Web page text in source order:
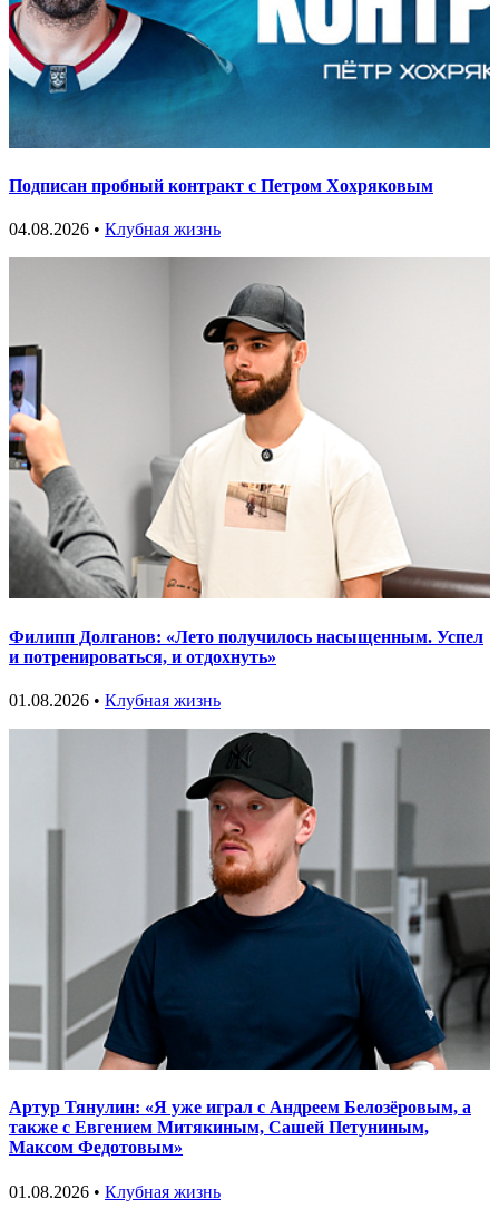
Подписан пробный контракт с Петром Хохряковым
04.08.2026 • Клубная жизнь
Филипп Долганов: «Лето получилось насыщенным. Успел
и потренироваться, и отдохнуть»
01.08.2026 • Клубная жизнь
Артур Тянулин: «Я уже играл с Андреем Белозёровым, а
также с Евгением Митякиным, Сашей Петуниным,
Максом Федотовым»
01.08.2026 • Клубная жизнь